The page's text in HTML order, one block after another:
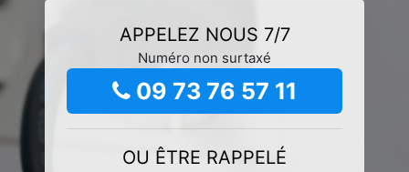
APPELEZ NOUS 7/7
Numéro non surtaxé
09 73 76 57 11
OU ÊTRE RAPPELÉ